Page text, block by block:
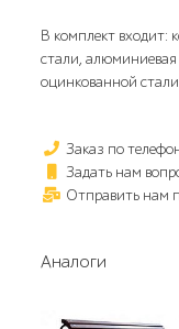
В комплект входит:
стали, алюминиевая
оцинкованной
Заказ по
Задать нам
Отправить нам
Аналоги